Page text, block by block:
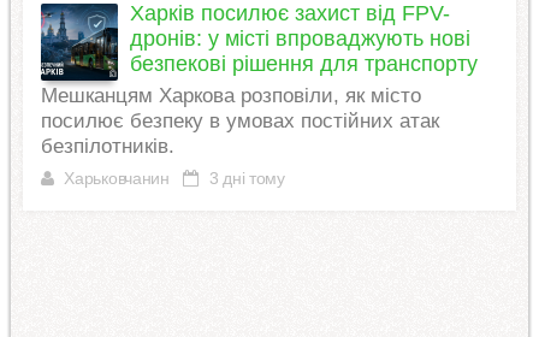
Харків посилює захист від FPV-
дронів: у місті впроваджують нові
безпекові рішення для транспорту
Мешканцям Харкова розповіли, як місто
посилює безпеку в умовах постійних атак
безпілотників.
Харьковчанин 3 дні тому